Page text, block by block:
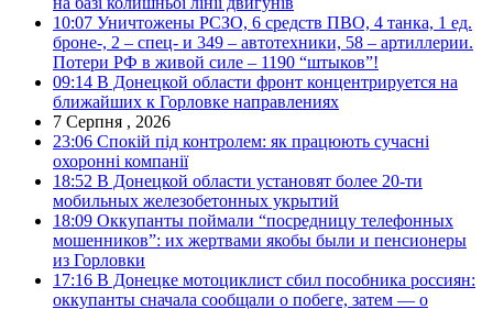
10:07 Уничтожены РСЗО, 6 средств ПВО, 4 танка, 1 ед.
броне-, 2 – спец- и 349 – автотехники, 58 – артиллерии.
Потери РФ в живой силе – 1190 “штыков”!
09:14 В Донецкой области фронт концентрируется на
ближайших к Горловке направлениях
7 Серпня , 2026
23:06 Спокій під контролем: як працюють сучасні
охоронні компанії
18:52 В Донецкой области установят более 20-ти
мобильных железобетонных укрытий
18:09 Оккупанты поймали “посредницу телефонных
мошенников”: их жертвами якобы были и пенсионеры
из Горловки
17:16 В Донецке мотоциклист сбил пособника россиян:
оккупанты сначала сообщали о побеге, затем — о